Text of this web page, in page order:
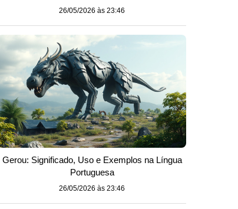
26/05/2026 às 23:46
Gerou: Significado, Uso e Exemplos na Língua
Portuguesa
26/05/2026 às 23:46